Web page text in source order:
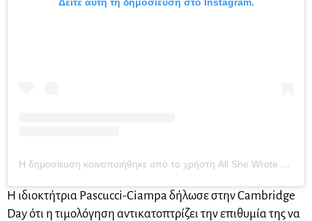
Η δημοσίευση κοινοποιήθηκε από το χρήστη All She Wrote Books (@allshewrotebooks)
Η ιδιοκτήτρια Pascucci-Ciampa δήλωσε στην Cambridge
Day ότι η τιμολόγηση αντικατοπτρίζει την επιθυμία της να